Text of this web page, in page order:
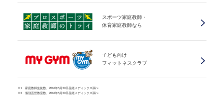
スポーツ家庭教師・
体育家庭教師なら
子ども向け
フィットネスクラブ
※1 家庭教師生徒数、2016年5月20日産經メディックス調べ
※2 個別直営教室数、2016年5月20日産經メディックス調べ